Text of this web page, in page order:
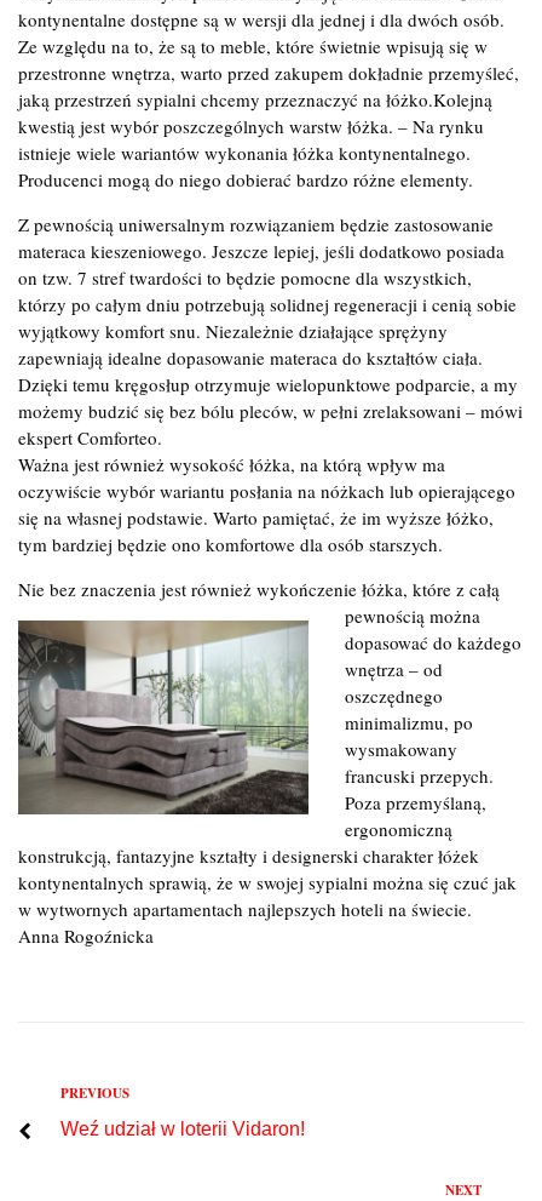
kontynentalne dostępne są w wersji dla jednej i dla dwóch osób.
Ze względu na to, że są to meble, które świetnie wpisują się w
przestronne wnętrza, warto przed zakupem dokładnie przemyśleć,
jaką przestrzeń sypialni chcemy przeznaczyć na łóżko.Kolejną
kwestią jest wybór poszczególnych warstw łóżka. – Na rynku
istnieje wiele wariantów wykonania łóżka kontynentalnego.
Producenci mogą do niego dobierać bardzo różne elementy.
Z pewnością uniwersalnym rozwiązaniem będzie zastosowanie
materaca kieszeniowego. Jeszcze lepiej, jeśli dodatkowo posiada
on tzw. 7 stref twardości to będzie pomocne dla wszystkich,
którzy po całym dniu potrzebują solidnej regeneracji i cenią sobie
wyjątkowy komfort snu. Niezależnie działające sprężyny
zapewniają idealne dopasowanie materaca do kształtów ciała.
Dzięki temu kręgosłup otrzymuje wielopunktowe podparcie, a my
możemy budzić się bez bólu pleców, w pełni zrelaksowani – mówi
ekspert Comforteo.
Ważna jest również wysokość łóżka, na którą wpływ ma
oczywiście wybór wariantu posłania na nóżkach lub opierającego
się na własnej podstawie. Warto pamiętać, że im wyższe łóżko,
tym bardziej będzie ono komfortowe dla osób starszych.
Nie bez znaczenia jest również wykończenie łóżka, które z całą
pewnością można
dopasować do każdego
wnętrza – od
oszczędnego
minimalizmu, po
wysmakowany
francuski przepych.
Poza przemyślaną,
ergonomiczną
konstrukcją, fantazyjne kształty i designerski charakter łóżek
kontynentalnych sprawią, że w swojej sypialni można się czuć jak
w wytwornych apartamentach najlepszych hoteli na świecie.
Anna Rogoźnicka
Nawigacja
wpisu
Previous
PREVIOUS
Weź udział w loterii Vidaron!
NEXT